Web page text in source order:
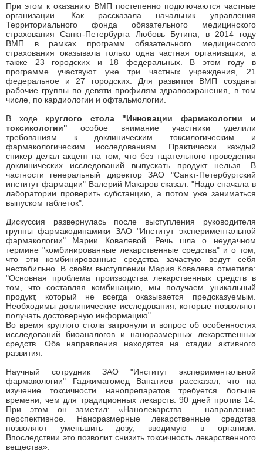
При этом к оказанию ВМП постепенно подключаются частные
организации. Как рассказала начальник управления
Территориального фонда обязательного медицинского
страхования Санкт-Петербурга Любовь Бутина, в 2014 году
ВМП в рамках программ обязательного медицинского
страхования оказывала только одна частная организация, а
также 23 городских и 18 федеральных. В этом году в
программе участвуют уже три частных учреждения, 21
федеральное и 27 городских. Для развития ВМП созданы
рабочие группы по девяти профилям здравоохранения, в том
числе, по кардиологии и офтальмологии.
В ходе круглого стола "Инновации фармакологии и
токсикологии" особое внимание участники уделили
требованиям к доклиническим токсилогическим и
фармакологическим исследованиям. Практически каждый
спикер делал акцент на том, что без тщательного проведения
доклинических исследований выпускать продукт нельзя. В
частности генеральный директор ЗАО "Санкт-Петербургский
институт фармации" Валерий Макаров сказал: "Надо сначала в
лаборатории проверить субстанцию, а потом уже заниматься
выпуском таблеток".
Дискуссия развернулась после выступления руководителя
группы фармакодинамики ЗАО "Институт экспериментальной
фармакологии" Марии Ковалевой. Речь шла о неудачном
термине "комбинированные лекарственные средства" и о том,
что эти комбинированные средства зачастую ведут себя
нестабильно. В своём выступлении Мария Ковалева отметила:
"Основная проблема производства лекарственных средств в
том, что составляя комбинацию, мы получаем уникальный
продукт, который не всегда оказывается предсказуемым.
Необходимы доклинические исследования, которые позволяют
получать достоверную информацию".
Во время круглого стола затронули и вопрос об особенностях
исследований биоаналогов и наноразмерных лекарственных
средств. Оба направления находятся на стадии активного
развития.
Научный сотрудник ЗАО "Институт экспериментальной
фармакологии" Гаджимагомед Ванатиев рассказал, что на
изучение токсичности нанопрепаратов требуется больше
времени, чем для традиционных лекарств: 90 дней против 14.
При этом он заметил: «Нанолекарства – направление
перспективное. Наноразмерные лекарственные средства
позволяют уменьшить дозу, вводимую в организм.
Впоследствии это позволит снизить токсичность лекарственного
вещества».